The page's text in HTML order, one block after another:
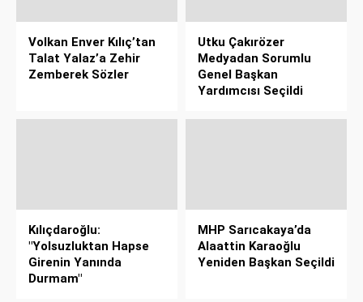
Volkan Enver Kılıç’tan
Talat Yalaz’a Zehir
Zemberek Sözler
Utku Çakırözer
Medyadan Sorumlu
Genel Başkan
Yardımcısı Seçildi
Kılıçdaroğlu:
"Yolsuzluktan Hapse
Girenin Yanında
Durmam"
MHP Sarıcakaya’da
Alaattin Karaoğlu
Yeniden Başkan Seçildi